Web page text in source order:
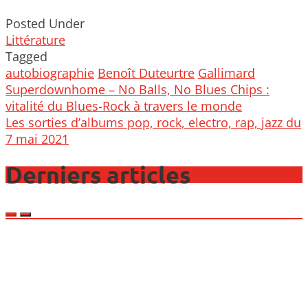
Posted Under
Littérature
Tagged
autobiographie Benoît Duteurtre Gallimard
Post
navigation
Superdownhome – No Balls, No Blues Chips :
vitalité du Blues-Rock à travers le monde
Les sorties d’albums pop, rock, electro, rap, jazz du
7 mai 2021
Derniers articles